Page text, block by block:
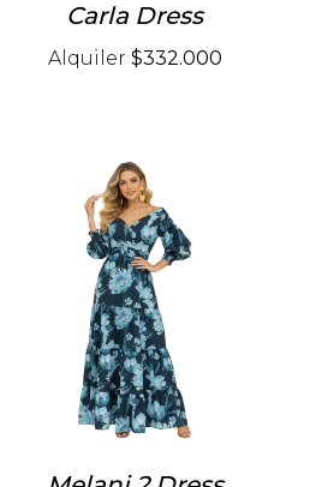
Carla Dress
Alquiler $332.000